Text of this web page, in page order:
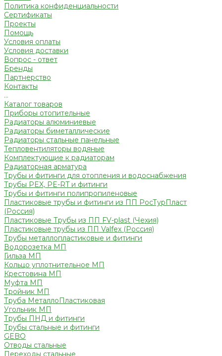
Политика конфиденциальности
Сертификаты
Проекты
Помощь
Условия оплаты
Условия доставки
Вопрос - ответ
Бренды
Партнерство
Контакты
...
Каталог товаров
Приборы отопительные
Радиаторы алюминиевые
Радиаторы биметаллические
Радиаторы стальные панельные
Тепловентиляторы водяные
Комплектующие к радиаторам
Радиаторная арматура
Трубы и фитинги для отопления и водоснабжения
Трубы PEX, PE-RT и фитинги
Трубы и фитинги полипропиленовые
Пластиковые трубы и фитинги из ПП РосТурПласт
(Россия)
Пластиковые Трубы из ПП FV-plast (Чехия)
Пластиковые трубы из ПП Valfex (Россия)
Трубы металлопластиковые и фитинги
Водорозетка МП
Гильза МП
Кольцо уплотнительное МП
Крестовина МП
Муфта МП
Тройник МП
Труба МеталлоПластиковая
Угольник МП
Трубы ПНД и фитинги
Трубы стальные и фитинги
GEBO
Отводы стальные
Переходы стальные